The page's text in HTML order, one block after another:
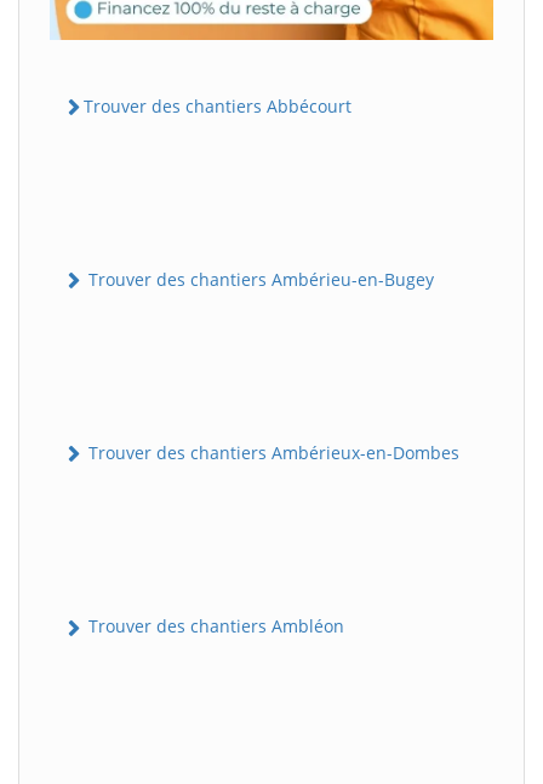
Trouver des chantiers Abbécourt
Trouver des chantiers Ambérieu-en-Bugey
Trouver des chantiers Ambérieux-en-Dombes
Trouver des chantiers Ambléon